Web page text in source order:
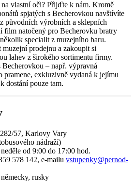
vlastní oči? Přijďte k nám. Kromě
spjatých s Becherovkou navštívíte
původních výrobních a sklepních
film natočený pro Becherovku bratry
specialit z muzejního baru.
prodejnu a zakoupit si
lahev z širokého sortimentu firmy.
Becherovkou – např. výpravná
pramene, exkluzivně vydaná k jejímu
dostání pouze tam.
57, Karlovy Vary
nádraží)
od 9:00 do 17:00 hod.
578 142, e-mailu vstupenky@pernod-
rusky